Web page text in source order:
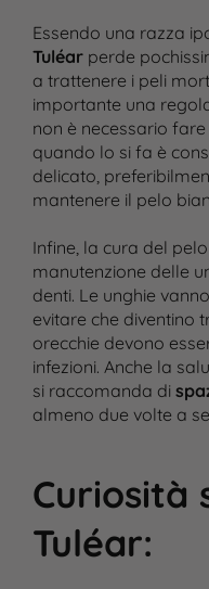
Essendo una razza
Tuléarperde
a trattenere i peli
importante una
non è necessario
quando lo si fa è
delicato,
mantenere il pelo
Infine, la cura del
manutenzione delle
denti. Le unghie
evitare che diventino
orecchie devono
infezioni. Anche la
si raccomanda di
almeno due volte a
Curiosità
Tuléar: